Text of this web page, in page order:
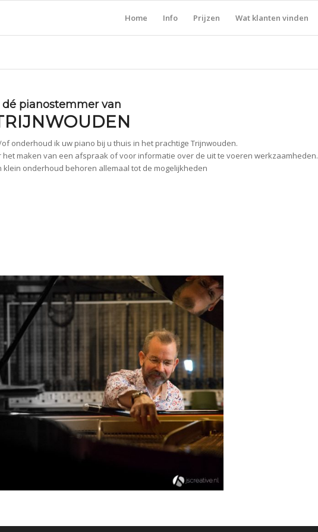
Home Info Prijzen Wat klanten vinden
dé pianostemmer van
onderhoud ik uw piano bij u thuis in het prachtige Trijnwouden.
maken van een afspraak of voor informatie over de uit te voeren werkzaamheden.
klein onderhoud behoren allemaal tot de mogelijkheden